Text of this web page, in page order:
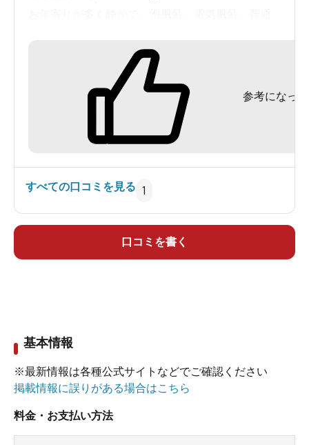
番台から異性の脱衣場の手前側が見えるので、番
台付近で着替えるのはおすすめしない。可もなく参考になった
すべての口コミを見る 1
口コミを書く
基本情報
※最新情報は各種公式サイトなどでご確認ください
掲載情報に誤りがある場合はこちら
料金・お支払い方法